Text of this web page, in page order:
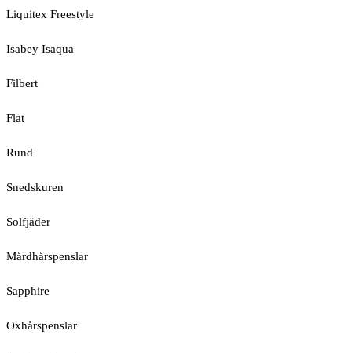
Liquitex Freestyle
Isabey Isaqua
Filbert
Flat
Rund
Snedskuren
Solfjäder
Mårdhårspenslar
Sapphire
Oxhårspenslar